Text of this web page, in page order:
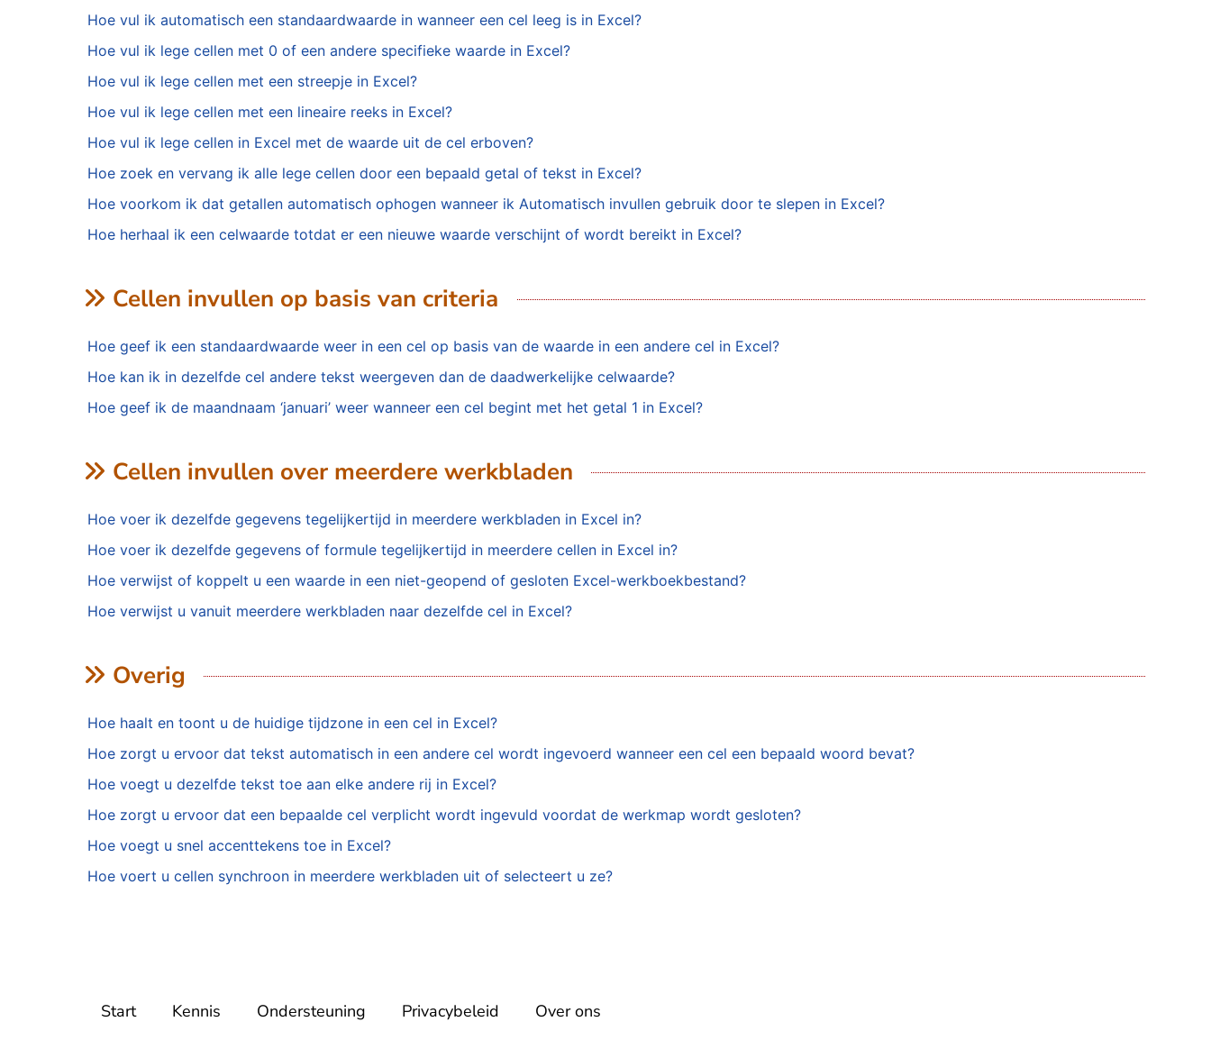
Hoe vul ik automatisch een standaardwaarde in wanneer een cel leeg is in Excel?
Hoe vul ik lege cellen met 0 of een andere specifieke waarde in Excel?
Hoe vul ik lege cellen met een streepje in Excel?
Hoe vul ik lege cellen met een lineaire reeks in Excel?
Hoe vul ik lege cellen in Excel met de waarde uit de cel erboven?
Hoe zoek en vervang ik alle lege cellen door een bepaald getal of tekst in Excel?
Hoe voorkom ik dat getallen automatisch ophogen wanneer ik Automatisch invullen gebruik door te slepen in Excel?
Hoe herhaal ik een celwaarde totdat er een nieuwe waarde verschijnt of wordt bereikt in Excel?
Cellen invullen op basis van criteria
Hoe geef ik een standaardwaarde weer in een cel op basis van de waarde in een andere cel in Excel?
Hoe kan ik in dezelfde cel andere tekst weergeven dan de daadwerkelijke celwaarde?
Hoe geef ik de maandnaam ‘januari’ weer wanneer een cel begint met het getal 1 in Excel?
Cellen invullen over meerdere werkbladen
Hoe voer ik dezelfde gegevens tegelijkertijd in meerdere werkbladen in Excel in?
Hoe voer ik dezelfde gegevens of formule tegelijkertijd in meerdere cellen in Excel in?
Hoe verwijst of koppelt u een waarde in een niet-geopend of gesloten Excel-werkboekbestand?
Hoe verwijst u vanuit meerdere werkbladen naar dezelfde cel in Excel?
Overig
Hoe haalt en toont u de huidige tijdzone in een cel in Excel?
Hoe zorgt u ervoor dat tekst automatisch in een andere cel wordt ingevoerd wanneer een cel een bepaald woord bevat?
Hoe voegt u dezelfde tekst toe aan elke andere rij in Excel?
Hoe zorgt u ervoor dat een bepaalde cel verplicht wordt ingevuld voordat de werkmap wordt gesloten?
Hoe voegt u snel accenttekens toe in Excel?
Hoe voert u cellen synchroon in meerdere werkbladen uit of selecteert u ze?
Start Kennis Ondersteuning Privacybeleid Over ons